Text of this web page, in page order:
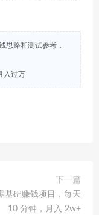
思路和测试参考，
入过万
下一篇
基础赚钱项目，每天
10 分钟，月入 2w+